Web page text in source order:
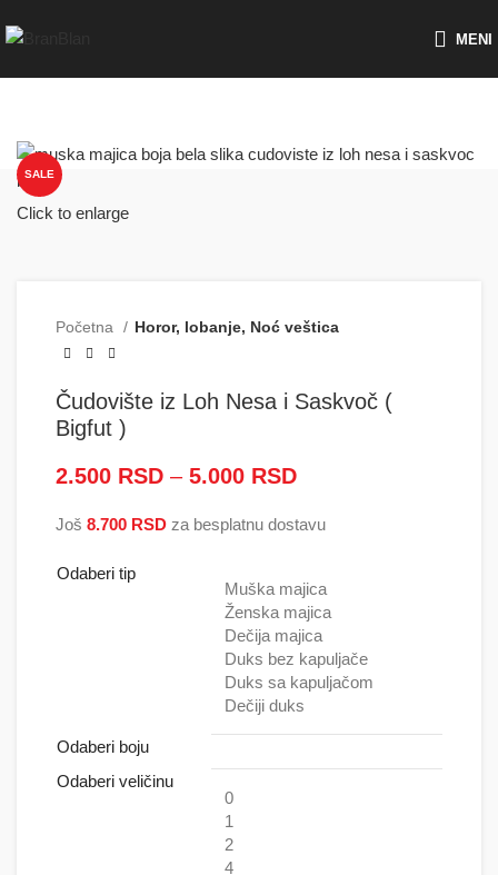
MENI
SALE
Click to enlarge
Početna Horor, lobanje, Noć veštica
Čudovište iz Loh Nesa i Saskvoč (
Bigfut )
2.500 RSD – 5.000 RSD
5.000 RSD
Još 8.700 RSD za besplatnu dostavu
Odaberi tip
Muška majica
Ženska majica
Dečija majica
Duks bez kapuljače
Duks sa kapuljačom
Dečiji duks
Odaberi boju
Odaberi veličinu
0
1
2
4
Besplatna dostava za porudžbine preko